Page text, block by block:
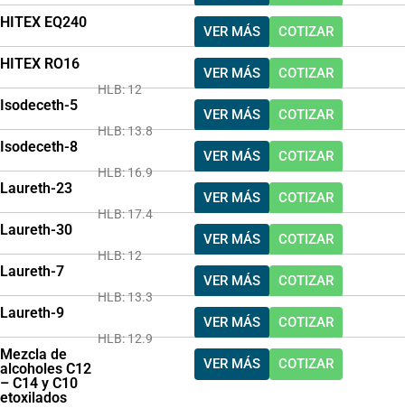
HITEX EQ240
VER MÁS COTIZAR
HITEX RO16
VER MÁS COTIZAR
Isodeceth-5
HLB: 12
VER MÁS COTIZAR
Isodeceth-8
HLB: 13.8
VER MÁS COTIZAR
Laureth-23
HLB: 16.9
VER MÁS COTIZAR
Laureth-30
HLB: 17.4
VER MÁS COTIZAR
Laureth-7
HLB: 12
VER MÁS COTIZAR
Laureth-9
HLB: 13.3
VER MÁS COTIZAR
Mezcla de
alcoholes C12
– C14 y C10
etoxilados
HLB: 12.9
VER MÁS COTIZAR